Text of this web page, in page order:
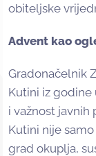
obiteljske
Advent kao
Gradonačelnik
Kutini iz godine
i važnost javnih
Kutini nije
grad okuplja,